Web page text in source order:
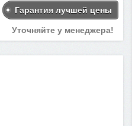
Гарантия лучшей цены
Уточняйте у менеджера!